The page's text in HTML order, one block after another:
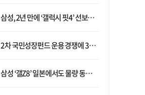
삼성, 2년 만에 ‘갤럭시 핏4’ 선보이나…웨어러블 생태계 확장 ‘시동’
2차 국민성장펀드 운용 경쟁에 33개사 몰렸다…신한·하나 등 새 얼굴 대거 합류
삼성 ‘갤Z8’ 일본에서도 물량 동났다…애플 참전 앞두고 선두 수성 ‘시험대’